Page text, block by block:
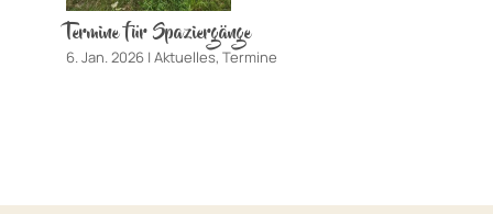
Termine für Spaziergänge
6. Jan. 2026| Aktuelles, Termine